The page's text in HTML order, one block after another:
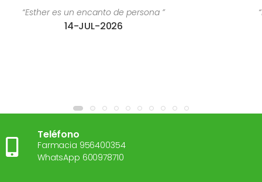
“Estoy súper contenta con el trato
Teléfono
Farmacia 956400354
WhatsApp 600978710